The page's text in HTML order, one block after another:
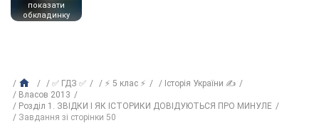
показати
обкладинку
✅ ГДЗ ✅ ⚡ 5 клас ⚡
Історія України ✍
Власов 2013
Розділ 1. ЗВІДКИ І ЯК ІСТОРИКИ ДОВІДУЮТЬСЯ ПРО МИНУЛЕ
Завдання зі сторінки 50